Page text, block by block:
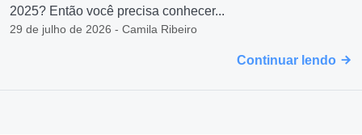
2025? Então você precisa conhecer...
29 de julho de 2026 - Camila Ribeiro
Continuar lendo